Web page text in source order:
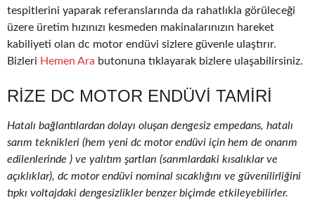
tespitlerini yaparak referanslarında da rahatlıkla görüleceği
üzere üretim hızınızı kesmeden makinalarınızın hareket
kabiliyeti olan dc motor endüvi sizlere güvenle ulaştırır.
Bizleri Hemen Ara butonuna tıklayarak bizlere ulaşabilirsiniz.
RIZE DC MOTOR ENDÜVI TAMIRI
Hatalı bağlantılardan dolayı oluşan dengesiz empedans, hatalı
sarım teknikleri (hem yeni dc motor endüvi için hem de onarım
edilenlerinde ) ve yalıtım şartları (sarımlardaki kısalıklar ve
açıklıklar), dc motor endüvi nominal sıcaklığını ve güvenilirliğini
tıpkı voltajdaki dengesizlikler benzer biçimde etkileyebilirler.